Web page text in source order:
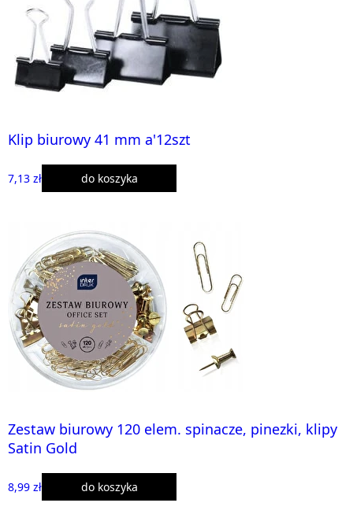
Klip biurowy 41 mm a'12szt
7,13 zł do koszyka
Zestaw biurowy 120 elem. spinacze, pinezki, klipy
Satin Gold
8,99 zł do koszyka